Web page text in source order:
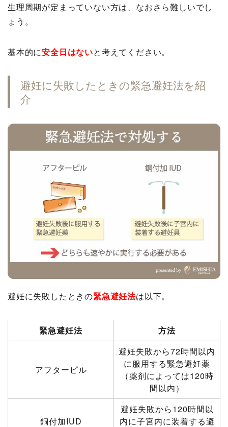
生理周期が定まっていない方は、なおさら難しいでし
ょう。
基本的に安全日はないと考えてください。
避妊に失敗したときの緊急避妊法を紹
介
避妊に失敗したときの緊急避妊法は以下。
緊急避妊法 方法
アフターピル
避妊失敗から72時間以内
に服用する緊急避妊薬
（薬剤によっては120時
間以内）
銅付加IUD
避妊失敗から120時間以
内に子宮内に装着する避